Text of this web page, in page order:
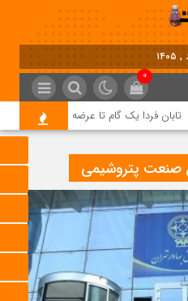
0
تابان فردا یک گام تا عرضه اولیه؛ نماد
صنعت پتروشیمی